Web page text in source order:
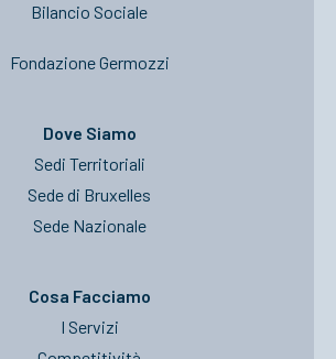
Bilancio Sociale
Fondazione Germozzi
Dove Siamo
Sedi Territoriali
Sede di Bruxelles
Sede Nazionale
Cosa Facciamo
I Servizi